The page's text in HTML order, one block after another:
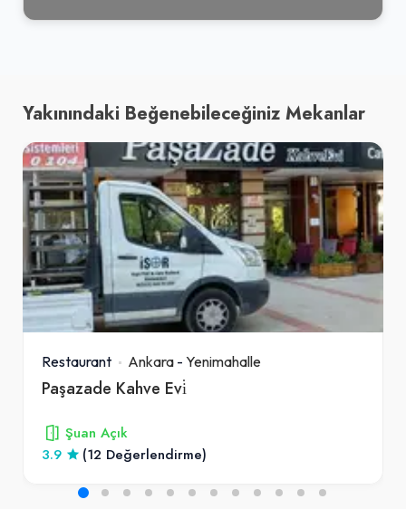
Yakınındaki Beğenebileceğiniz Mekanlar
Restaurant Ankara - Yenimahalle
Paşazade Kahve Evi̇
Şuan Açık
3.9
(12 Değerlendirme)